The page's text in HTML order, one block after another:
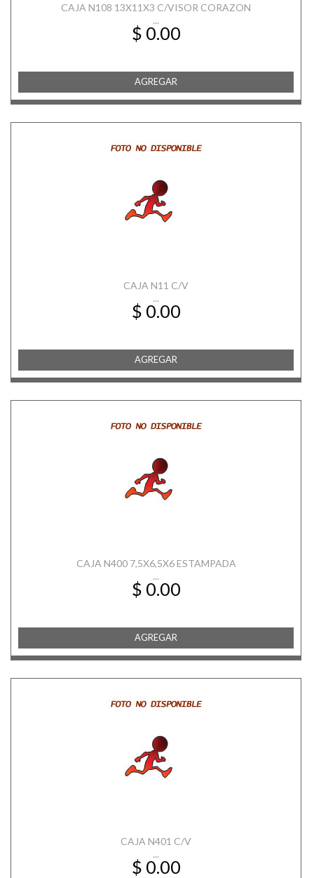
CAJA N108 13X11X3 C/VISOR CORAZON
...
$ 0.00
AGREGAR
CAJA N11 C/V
...
$ 0.00
AGREGAR
CAJA N400 7,5X6,5X6 ESTAMPADA
...
$ 0.00
AGREGAR
CAJA N401 C/V
...
$ 0.00